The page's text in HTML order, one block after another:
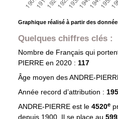
Graphique réalisé à partir des
Quelques chiffres clés :
Nombre de Français qui
PIERRE en 2020 : 117
Âge moyen desANDRE-
Année record d’attribution :
ANDRE-PIERRE est le 4520e
depuis 1900. Il se place au